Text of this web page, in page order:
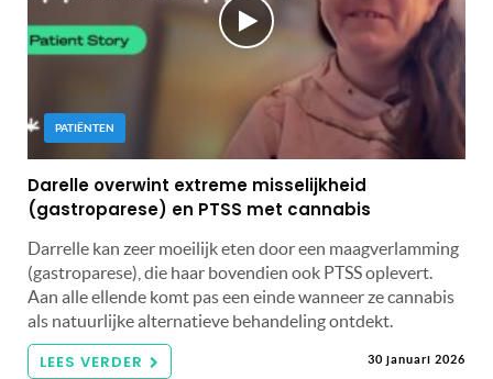
PATIËNTEN
Darelle overwint extreme misselijkheid
(gastroparese) en PTSS met cannabis
Darrelle kan zeer moeilijk eten door een maagverlamming
(gastroparese), die haar bovendien ook PTSS oplevert.
Aan alle ellende komt pas een einde wanneer ze cannabis
als natuurlijke alternatieve behandeling ontdekt.
LEES VERDER 30 januari 2026